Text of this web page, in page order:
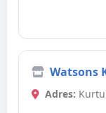
Watsons
Adres: